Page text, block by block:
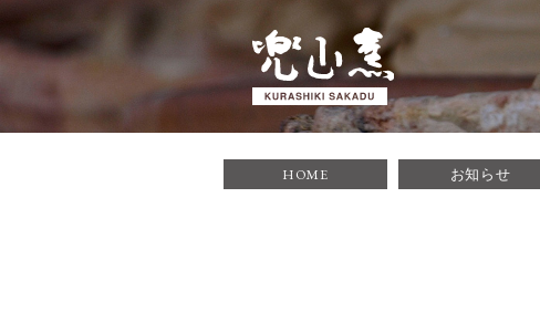
倉敷酒津焼 兜山窯
HOME お知らせ